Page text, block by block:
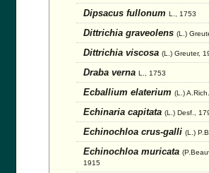
Dipsacus fullonum L., 1753
Dittrichia graveolens (L.)
Dittrichia viscosa (L.) Greuter,
Draba verna L., 1753
Ecballium elaterium (L.)
Echinaria capitata (L.) Desf.,
Echinochloa crus-galli (L.)
Echinochloa muricata
1915